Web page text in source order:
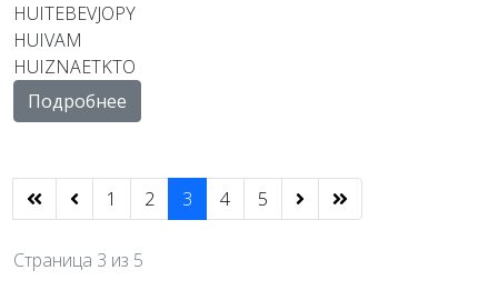
HUITEBEVJOPY
HUIVAM
HUIZNAETKTO
Подробнее
1 2 3 4 5
Страница 3 из 5